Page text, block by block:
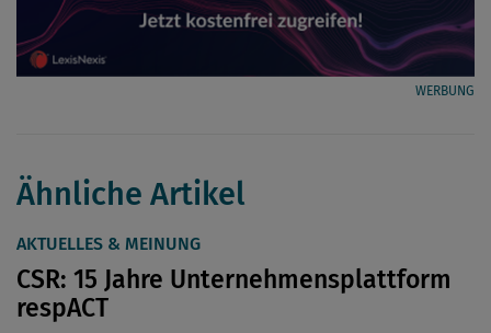
WERBUNG
Ähnliche Artikel
AKTUELLES & MEINUNG
CSR: 15 Jahre Unternehmensplattform
respACT